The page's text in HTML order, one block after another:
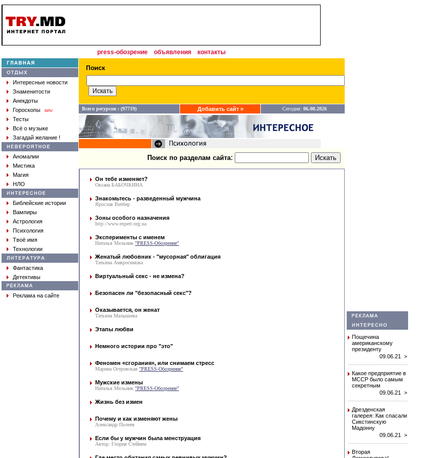
Пощечина
американскому
президенту
09.06.21 >
Какое предприятие в
МССР было самым
секретным
09.06.21 >
Дрезденская
галерея: Как спасали
Сикстинскую
Мадонну
09.06.21 >
Вторая
press-обозрение объявления контакты
Интересные новости
Знаменитости
Анекдоты
Гороскопы
new
Тесты
Всё о музыке
Загадай желание !
Аномалии
Мистика
Магия
НЛО
Библейские истории
Вампиры
Астрология
Психология
Твоё имя
Технологии
Фантастика
Детективы
Реклама на сайте
Всего ресурсов : (97719) Добавить сайт » Сегодня: 06.08.2026
Поиск по разделам сайта:
Он тебе изменяет?
Оксана БАБОЧКИНА
Знакомьтесь - разведенный мужчина
Ярослав Витбер
Зоны особого назначения
http://www.expert.org.ua
Эксперименты с именем
Наталья Мельник "PRESS-Обозрение"
Женатый любовник - "мусорная" облигация
Татьяна Амвросимова
Виртуальный секс - не измена?
Безопасен ли "безопасный секс"?
Оказывается, он женат
Татьяна Малышева
Этапы любви
Немного истории про "это"
Феномен «сгорания», или снимаем стресс
Марина Островская "PRESS-Обозрение"
Мужские измены
Наталья Мельник "PRESS-Обозрение"
Жизнь без измен
Почему и как изменяют жены
Александр Полеев
Если бы у мужчин была менструация
Автор: Глория Стейнем